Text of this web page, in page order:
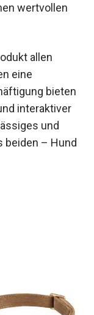
wertvollen
allen
eine
bieten
interaktiver
und
beiden – Hund